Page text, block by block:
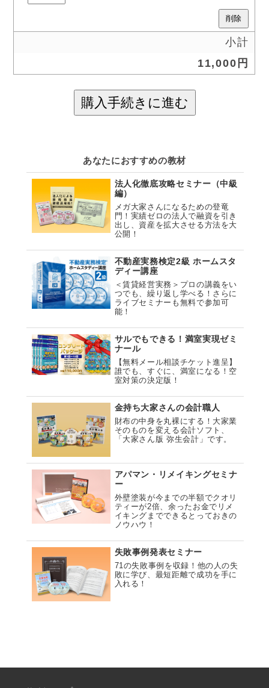
小計
11,000円
あなたにおすすめの教材
法人化徹底攻略セミナー（中級
編）
メガ大家さんになるための登竜
門！実績ゼロの法人で融資を引き
出し、資産を拡大させる方法を大
公開！
不動産実務検定2級 ホームスタ
ディー講座
＜賃貸経営実務＞プロの講義をい
つでも、繰り返し学べる！さらに
ライブセミナーも無料で参加可
能！
サルでもできる！満室実現ゼミ
ナール
【無料メール相談チケット進呈】
誰でも、すぐに、満室になる！空
室対策の決定版！
金持ち大家さんの会計職人
財布の中身を丸裸にする！大家業
そのものを変える会計ソフト、
「大家さん版 弥生会計」です。
アパマン・リメイキングセミナ
ー
外壁塗装が今までの半額でクオリ
ティーが2倍、余ったお金でリメ
イキングまでできるとっておきの
ノウハウ！
失敗事例発表セミナー
71の失敗事例を収録！他の人の失
敗に学び、最短距離で成功を手に
入れる！